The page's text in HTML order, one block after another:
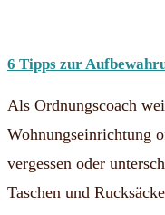
6 Tipps zur
Als Ordnungscoach
Wohnungseinrichtung
vergessen oder
Taschen und